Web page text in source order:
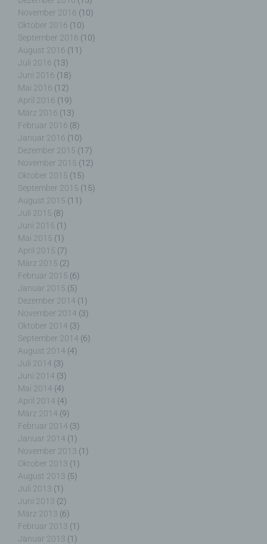
November 2016 (10)
Oktober 2016 (10)
September 2016 (10)
August 2016 (11)
Juli 2016 (13)
Juni 2016 (18)
Mai 2016 (12)
April 2016 (19)
März 2016 (13)
Februar 2016 (8)
Januar 2016 (10)
Dezember 2015 (17)
November 2015 (12)
Oktober 2015 (15)
September 2015 (15)
August 2015 (11)
Juli 2015 (8)
Juni 2015 (1)
Mai 2015 (1)
April 2015 (7)
März 2015 (2)
Februar 2015 (6)
Januar 2015 (5)
Dezember 2014 (1)
November 2014 (3)
Oktober 2014 (3)
September 2014 (6)
August 2014 (4)
Juli 2014 (3)
Juni 2014 (3)
Mai 2014 (4)
April 2014 (4)
März 2014 (9)
Februar 2014 (3)
Januar 2014 (1)
November 2013 (1)
Oktober 2013 (1)
August 2013 (5)
Juli 2013 (1)
Juni 2013 (2)
März 2013 (6)
Februar 2013 (1)
Januar 2013 (1)
Sache nur registrierten Benutzern angeboten
werden können. Registrierten Personen steht die
Möglichkeit frei, die bei der Registrierung
angegebenen personenbezogenen Daten
jederzeit abzuändern oder vollständig aus dem
Datenbestand des für die Verarbeitung
Verantwortlichen löschen zu lassen.
Der für die Verarbeitung Verantwortliche erteilt
jeder betroffenen Person jederzeit auf Anfrage
Auskunft darüber, welche personenbezogenen
Daten über die betroffene Person gespeichert sind.
Ferner berichtigt oder löscht der für die
Verarbeitung Verantwortliche personenbezogene
Daten auf Wunsch oder Hinweis der betroffenen
Person, soweit dem keine gesetzlichen
Aufbewahrungspflichten entgegenstehen. Die
Gesamtheit der Mitarbeiter des für die Verarbeitung
Verantwortlichen stehen der betroffenen Person in
diesem Zusammenhang als Ansprechpartner zur
Verfügung.
Kontaktmöglichkeit über die Internetseite
Die Internetseite enthält aufgrund von gesetzlichen
Vorschriften Angaben, die eine schnelle
elektronische Kontaktaufnahme zu unserem
Unternehmen sowie eine unmittelbare
Kommunikation mit uns ermöglichen, was
ebenfalls eine allgemeine Adresse der
sogenannten elektronischen Post (E-Mail-
Adresse) umfasst. Sofern eine betroffene Person
per E-Mail oder über ein Kontaktformular den
Kontakt mit dem für die Verarbeitung
Verantwortlichen aufnimmt, werden die von der
betroffenen Person übermittelten
personenbezogenen Daten automatisch
gespeichert. Solche auf freiwilliger Basis von einer
betroffenen Person an den für die Verarbeitung
Verantwortlichen übermittelten
personenbezogenen Daten werden für Zwecke der
Bearbeitung oder der Kontaktaufnahme zur
betroffenen Person gespeichert. Es erfolgt keine
Weitergabe dieser personenbezogenen Daten an